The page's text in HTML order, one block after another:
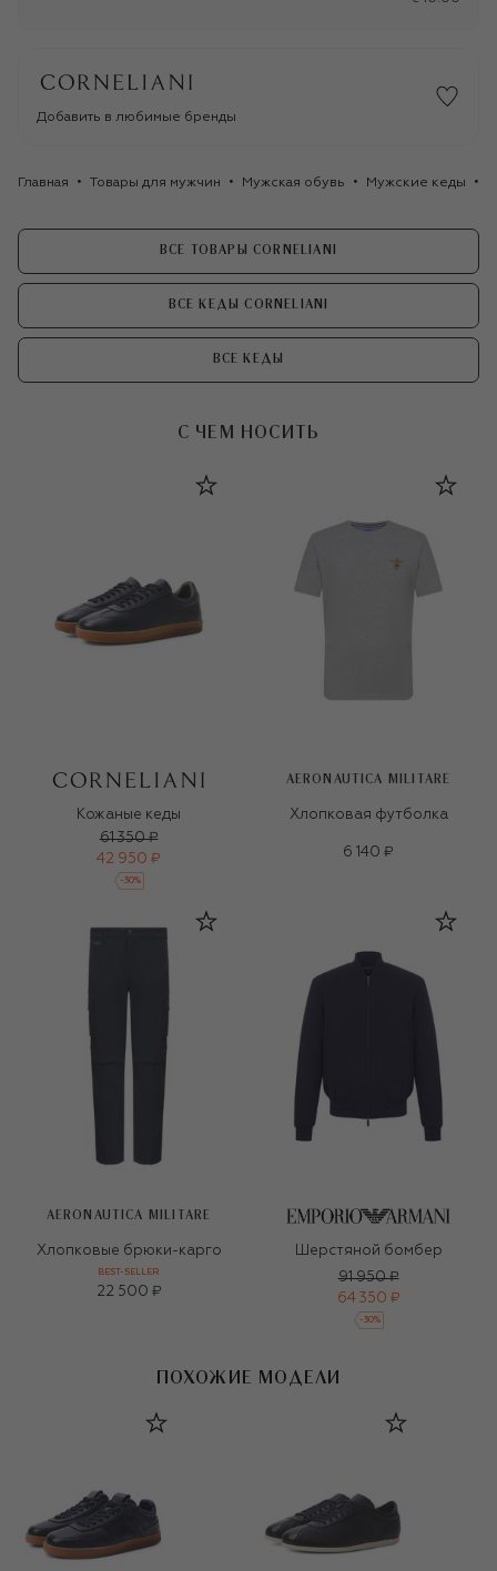
Добавить в любимые бренды
Главная Товары для мужчин Мужская обувь Мужские кеды
ВСЕ ТОВАРЫ CORNELIANI
ВСЕ КЕДЫ CORNELIANI
ВСЕ КЕДЫ
С ЧЕМ НОСИТЬ
Кожаные кеды
61 350 ₽
42 950 ₽
-30%
AERONAUTICA MILITARE
Хлопковая футболка
6 140 ₽
AERONAUTICA MILITARE
Хлопковые брюки-карго
BEST-SELLER
22 500 ₽
Шерстяной бомбер
91 950 ₽
64 350 ₽
-30%
ПОХОЖИЕ МОДЕЛИ